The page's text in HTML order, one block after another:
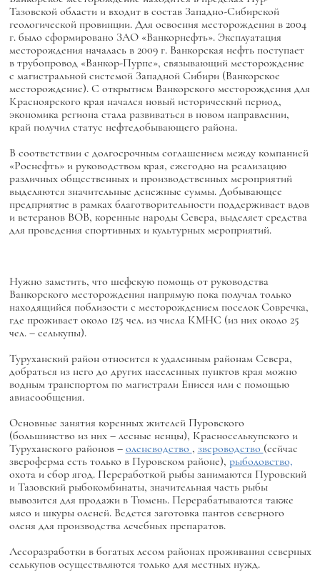
Тазовской области и входит в состав Западно-Сибирской
геологической провинции. Для освоения месторождения в 2004
г. было сформировано ЗАО «Ванкорнефть». Эксплуатация
месторождения началась в 2009 г. Ванкорская нефть поступает
в трубопровод «Ванкор-Пурпе», связывающий месторождение
с магистральной системой Западной Сибири (Ванкорское
месторождение). С открытием Ванкорского месторождения для
Красноярского края начался новый исторический период,
экономика региона стала развиваться в новом направлении,
край получил статус нефтедобывающего района.
В соответствии с долгосрочным соглашением между компанией
«Роснефть» и руководством края, ежегодно на реализацию
различных общественных и производственных мероприятий
выделяются значительные денежные суммы. Добывающее
предприятие в рамках благотворительности поддерживает вдов
и ветеранов ВОВ, коренные народы Севера, выделяет средства
для проведения спортивных и культурных мероприятий.
Нужно заметить, что шефскую помощь от руководства
Ванкорского месторождения напрямую пока получал только
находящийся поблизости с месторождением поселок Совречка,
где проживает около 125 чел. из числа КМНС (из них около 25
чел. – селькупы).
Туруханский район относится к удаленным районам Севера,
добраться из него до других населенных пунктов края можно
водным транспортом по магистрали Енисея или с помощью
авиасообщения.
Основные занятия коренных жителей Пуровского
(большинство из них – лесные ненцы), Красноселькупского и
Туруханского районов – оленеводство , звероводство (сейчас
звероферма есть только в Пуровском районе), рыболовство,
охота и сбор ягод. Переработкой рыбы занимаются Пуровский
и Тазовский рыбокомбинаты, значительная часть рыбы
вывозится для продажи в Тюмень. Перерабатываются также
мясо и шкуры оленей. Ведется заготовка пантов северного
оленя для производства лечебных препаратов.
Лесоразработки в богатых лесом районах проживания северных
селькупов осуществляются только для местных нужд.